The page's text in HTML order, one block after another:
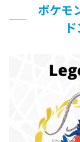
【朗報】
てしまう…
【画像】
【画像】
…背が高い
佐藤絢音
「洋画に
超能力が
その２
ポケモ